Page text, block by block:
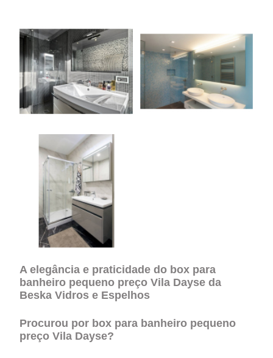
A elegância e praticidade do box para
banheiro pequeno preço Vila Dayse da
Beska Vidros e Espelhos
Procurou por box para banheiro pequeno
preço Vila Dayse?